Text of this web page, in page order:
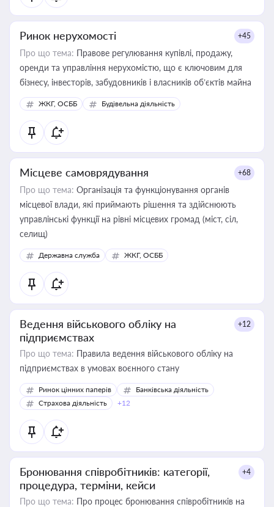
Ринок нерухомості +45
Про що тема: Правове регулювання купівлі, продажу,
оренди та управління нерухомістю, що є ключовим для
бізнесу, інвесторів, забудовників і власників об’єктів майна
ЖКГ, ОСББ Будівельна діяльність
Місцеве самоврядування +68
Про що тема: Організація та функціонування органів
місцевої влади, які приймають рішення та здійснюють
управлінські функції на рівні місцевих громад (міст, сіл,
селищ)
Державна служба ЖКГ, ОСББ
Ведення військового обліку на
підприємствах
+12
Про що тема: Правила ведення військового обліку на
підприємствах в умовах воєнного стану
Ринок цінних паперів
Банківська діяльність
Страхова діяльність
+12
Бронювання співробітників: категорії,
процедура, терміни, кейси
+4
Про що тема: Про процес бронювання співробітників на